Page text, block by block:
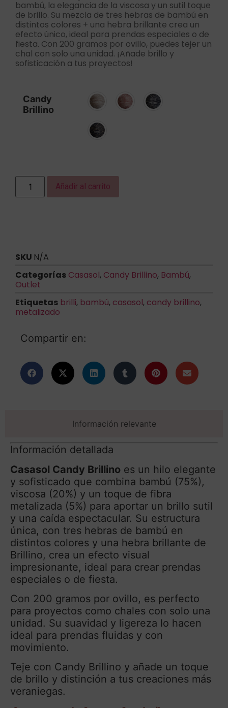
bambú, la elegancia de la viscosa y un sutil toque
de brillo. Su mezcla de tres hebras de bambú en
distintos colores + una hebra brillante crea un
efecto único, ideal para prendas especiales o de
fiesta. Con 200 gramos por ovillo, puedes tejer un
chal con solo una unidad. ¡Añade brillo y
sofisticación a tus proyectos!
Candy
Brillino
Añadir al carrito
SKU N/A
Categorías Casasol, Candy Brillino, Bambú,
Outlet
Etiquetas brilli, bambú, casasol, candy brillino,
metalizado
Compartir en:
Información relevante
Información detallada
Casasol Candy Brillino es un hilo elegante
y sofisticado que combina bambú (75%),
viscosa (20%) y un toque de fibra
metalizada (5%) para aportar un brillo sutil
y una caída espectacular. Su estructura
única, con tres hebras de bambú en
distintos colores y una hebra brillante de
Brillino, crea un efecto visual
impresionante, ideal para crear prendas
especiales o de fiesta.
Con 200 gramos por ovillo, es perfecto
para proyectos como chales con solo una
unidad. Su suavidad y ligereza lo hacen
ideal para prendas fluidas y con
movimiento.
Teje con Candy Brillino y añade un toque
de brillo y distinción a tus creaciones más
veraniegas.